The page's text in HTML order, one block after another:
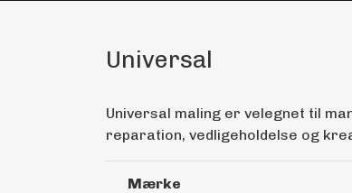
Universal
Universal maling er velegnet til
reparation, vedligeholdelse og
Mærke